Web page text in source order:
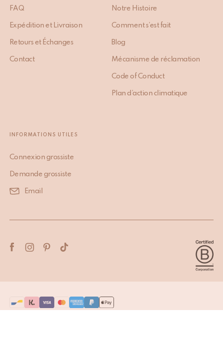
FAQ
Expédition et Livraison
Retours et Échanges
Contact
Notre Histoire
Comment s’est fait
Blog
Mécanisme de réclamation
Code of Conduct
Plan d’action climatique
INFORMATIONS UTILES
Connexion grossiste
Demande grossiste
Email